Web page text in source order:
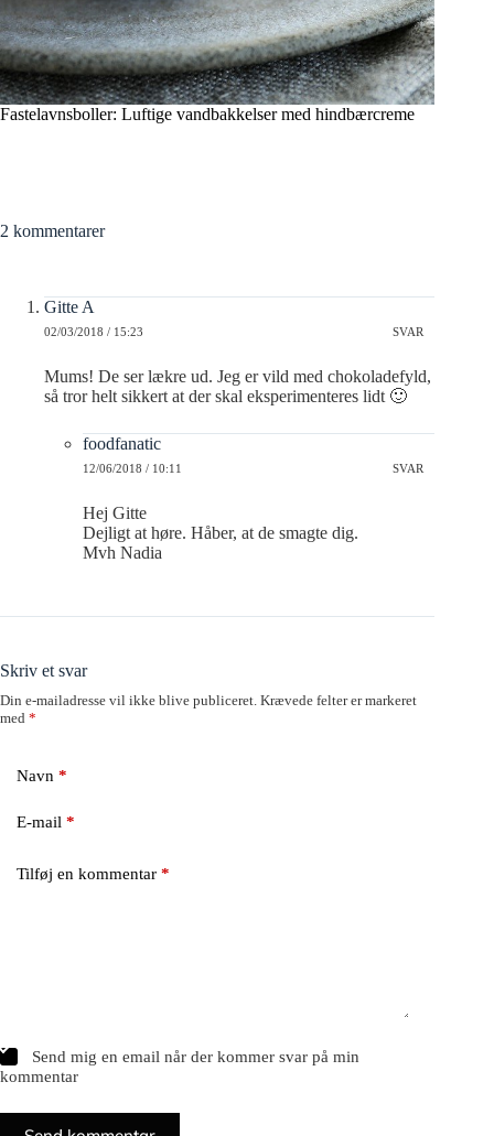
Fastelavnsboller: Luftige vandbakkelser med hindbærcreme
2 kommentarer
Gitte A
02/03/2018 / 15:23 SVAR
Mums! De ser lækre ud. Jeg er vild med chokoladefyld,
så tror helt sikkert at der skal eksperimenteres lidt 🙂
foodfanatic
12/06/2018 / 10:11 SVAR
Hej Gitte
Dejligt at høre. Håber, at de smagte dig.
Mvh Nadia
Skriv et svar
Din e-mailadresse vil ikke blive publiceret. Krævede felter er markeret
med *
Navn *
E-mail *
Tilføj en kommentar *
Send mig en email når der kommer svar på min
kommentar